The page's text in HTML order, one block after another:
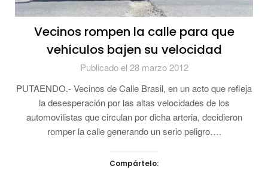
Vecinos rompen la calle para que
vehículos bajen su velocidad
Publicado el 28 marzo 2012
PUTAENDO.- Vecinos de Calle Brasil, en un acto que refleja
la desesperación por las altas velocidades de los
automovilistas que circulan por dicha arteria, decidieron
romper la calle generando un serio peligro….
Compártelo: